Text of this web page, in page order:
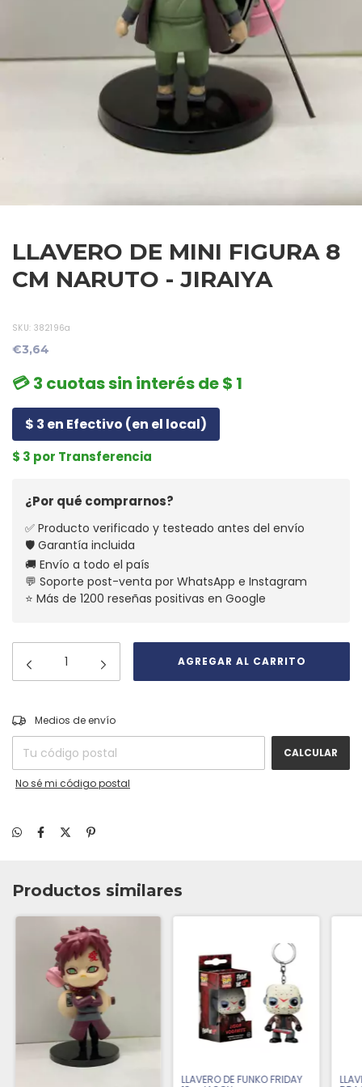
LLAVERO DE MINI FIGURA 8
CM NARUTO - JIRAIYA
SKU: 382196a
€3,64
💳 3 cuotas sin interés de $ 1
$ 3 en Efectivo (en el local)
$ 3 por Transferencia
¿Por qué comprarnos?
✅ Producto verificado y testeado antes del envío
🛡️ Garantía incluida
🚚 Envío a todo el país
💬 Soporte post-venta por WhatsApp e Instagram
⭐ Más de 1200 reseñas positivas en Google
Entregas para el CP:
Medios de envío
CALCULAR
No sé mi código postal
Productos similares
LLAVERO DE FUNKO FRIDAY